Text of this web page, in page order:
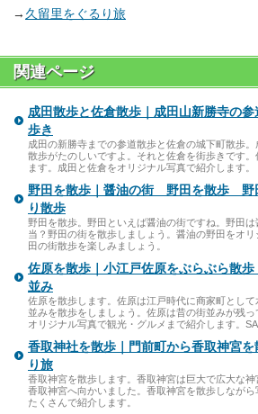
→ 久留里をぐるり旅
関連ページ
成田散歩と佐倉散歩｜成田山新勝寺の
歩き
成田の新勝寺までの参道散歩と佐倉の城下町散歩
散歩がたのしいですよ。それと佐倉を街歩きです
ます。成田と佐倉をオリジナル写真で紹介します。
野田を散歩｜醤油の街 野田を散歩 野
り散歩
野田を散歩。野田といえば醤油の街ですね。野田
当？野田の街を散歩しましょう。醤油の野田をオ
田の街散歩を楽しみましょう。
佐原を散歩｜小江戸佐原をぶらぶら散
並み
佐原を散歩します。佐原は江戸時代に商家町とし
並みを散歩をしましょう。佐原は昔の街並みが残
オリジナル写真で観光・グルメまで紹介します。
香取神社を散歩｜門前町から香取神宮
り旅
香取神宮を散歩します。香取神宮は巨大で広大な
香取神宮へ向かいました。香取神宮を散歩しなが
たくさんで紹介します。